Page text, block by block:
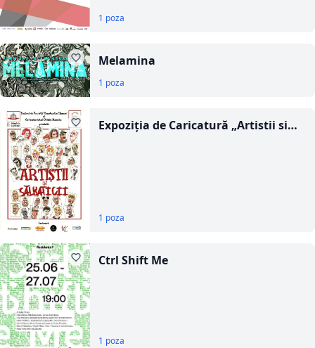
1 poza
Melamina
1 poza
Expoziţia de Caricatură „Artistii si
1 poza
Ctrl Shift Me
1 poza